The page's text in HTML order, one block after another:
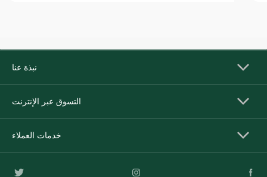
نبذة عنا
التسوق عبر الإنترنت
خدمات العملاء